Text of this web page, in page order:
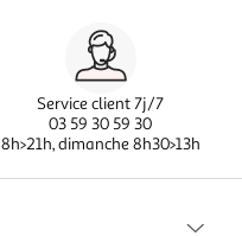
Service client 7j/7
03 59 30 59 30
8h>21h, dimanche 8h30>13h